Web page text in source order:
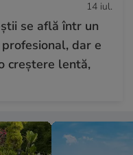
14 iul.
se află într un
dar e
creștere lentă,